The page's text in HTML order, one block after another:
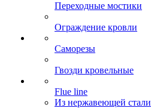
Переходные мостики
Ограждение кровли
Саморезы
Гвозди кровельные
Flue line
Из нержавеющей стали